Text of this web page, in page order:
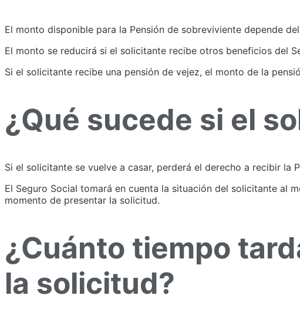
El monto disponible para la Pensión de sobreviviente depende
El monto se reducirá si el solicitante recibe otros beneficios del
Si el solicitante recibe una pensión de vejez, el monto de la
¿Qué sucede si el
Si el solicitante se vuelve a casar, perderá el derecho a recibir la
El Seguro Social tomará en cuenta la situación del solicitante al
momento de presentar la solicitud.
¿Cuánto tiempo
la solicitud?